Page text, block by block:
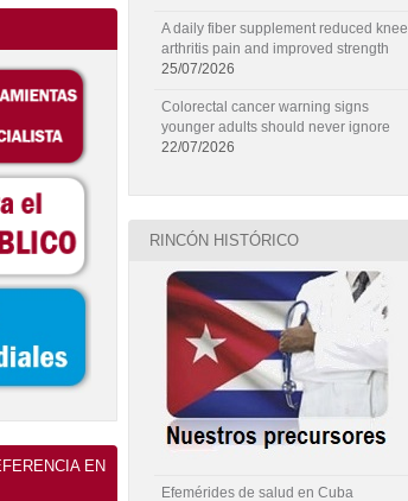
EN
A daily fiber supplement reduced knee
arthritis pain and improved strength
25/07/2026
Colorectal cancer warning signs
younger adults should never ignore
22/07/2026
RINCÓN HISTÓRICO
Efemérides de salud en Cuba